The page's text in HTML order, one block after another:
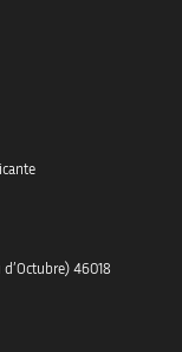
46018